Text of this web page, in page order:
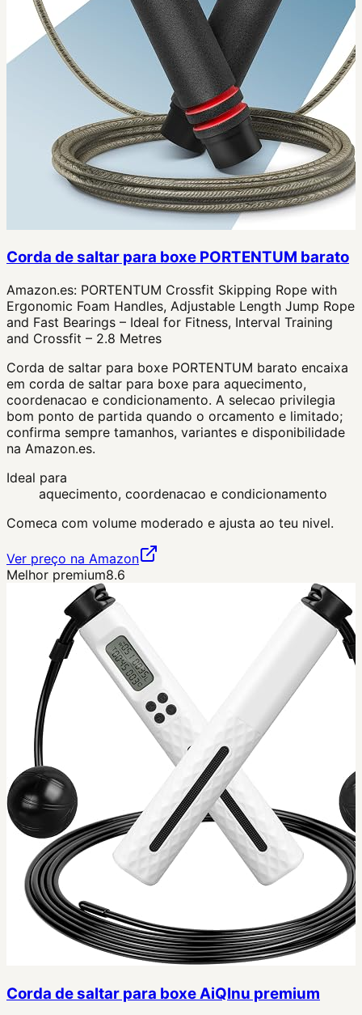
Corda de saltar para boxe PORTENTUM barato
Amazon.es: PORTENTUM Crossfit Skipping Rope with
Ergonomic Foam Handles, Adjustable Length Jump Rope
and Fast Bearings – Ideal for Fitness, Interval Training
and Crossfit – 2.8 Metres
Corda de saltar para boxe PORTENTUM barato encaixa
em corda de saltar para boxe para aquecimento,
coordenacao e condicionamento. A selecao privilegia
bom ponto de partida quando o orcamento e limitado;
confirma sempre tamanhos, variantes e disponibilidade
na Amazon.es.
Ideal para
aquecimento, coordenacao e condicionamento
Comeca com volume moderado e ajusta ao teu nivel.
Ver preço na Amazon
Melhor premium8.6
Corda de saltar para boxe AiQInu premium